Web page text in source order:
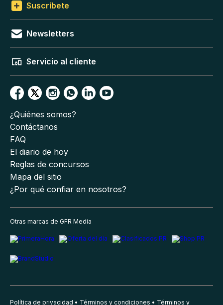
Suscríbete
Newsletters
Servicio al cliente
¿Quiénes somos?
Contáctanos
FAQ
El diario de hoy
Reglas de concursos
Mapa del sitio
¿Por qué confiar en nosotros?
Otras marcas de GFR Media
Política de privacidad Términos y condiciones Términos y